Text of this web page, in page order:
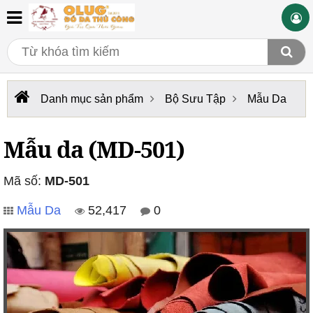
Danh mục sản phẩm Bộ Sưu Tập Mẫu Da
Mẫu da (MD-501)
Mã số: MD-501
Mẫu Da 52,417 0